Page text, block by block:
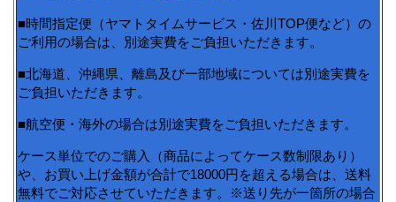
■時間指定便（ヤマトタイムサービス・佐川TOP便など）の
ご利用の場合は、別途実費をご負担いただきます。
■北海道、沖縄県、離島及び一部地域については別途実費を
ご負担いただきます。
■航空便・海外の場合は別途実費をご負担いただきます。
ケース単位でのご購入（商品によってケース数制限あり）
や、お買い上げ金額が合計で18000円を超える場合は、送料
無料でご対応させていただきます。※送り先が一箇所の場合